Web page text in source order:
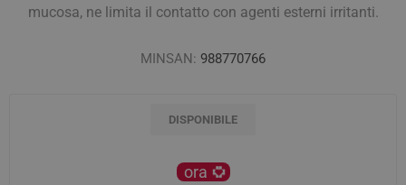
mucosa, ne limita il contatto con agenti esterni irritanti.
MINSAN: 988770766
DISPONIBILE
ora